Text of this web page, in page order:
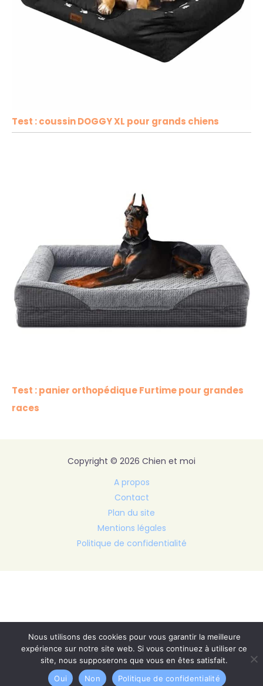
Test : coussin DOGGY XL pour grands chiens
Test : panier orthopédique Furtime pour grandes
races
Copyright © 2026 Chien et moi
A propos
Contact
Plan du site
Mentions légales
Politique de confidentialité
Nous utilisons des cookies pour vous garantir la meilleure
expérience sur notre site web. Si vous continuez à utiliser ce
site, nous supposerons que vous en êtes satisfait.
Oui
Non Politique de confidentialité